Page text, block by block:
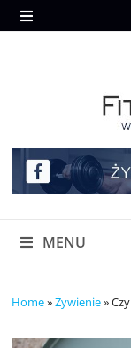
Skip
to
MENU
MENU
Home»Żywienie»